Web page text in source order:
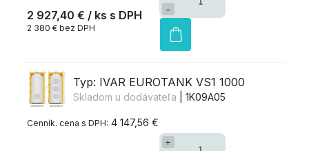
2 927,40 € / ks
2 380 € bez DPH
−
Typ: IVAR EUROTANK VS1 1000
Skladom u dodávateľa | 1K09A05
4 147,56 €
+